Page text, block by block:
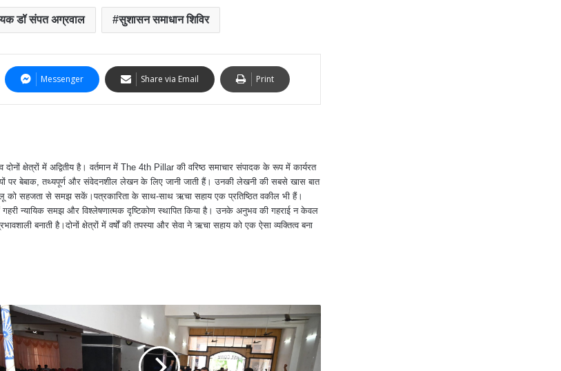
डॉ संपत अग्रवाल सुशासन समाधान शिविर
Messenger Share via Email Print
क्षेत्रों में अद्वितीय है। वर्तमान में The 4th Pillar की वरिष्ठ समाचार संपादक के रूप में कार्यरत
पर बेबाक, तथ्यपूर्ण और संवेदनशील लेखन के लिए जानी जाती हैं। उनकी लेखनी की सबसे खास बात
को सहजता से समझ सकें।पत्रकारिता के साथ-साथ ऋचा सहाय एक प्रतिष्ठित वकील भी हैं।
न्यायिक समझ और विश्लेषणात्मक दृष्टिकोण स्थापित किया है। उनके अनुभव की गहराई न केवल
बनाती है।दोनों क्षेत्रों में वर्षों की तपस्या और सेवा ने ऋचा सहाय को एक ऐसा व्यक्तित्व बना